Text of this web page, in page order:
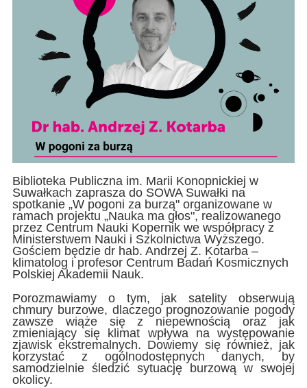
Biblioteka Publiczna im. Marii Konopnickiej w
Suwałkach zaprasza do SOWA Suwałki na
spotkanie „W pogoni za burzą" organizowane w
ramach projektu „Nauka ma głos", realizowanego
przez Centrum Nauki Kopernik we współpracy z
Ministerstwem Nauki i Szkolnictwa Wyższego.
Gościem będzie dr hab. Andrzej Z. Kotarba –
klimatolog i profesor Centrum Badań Kosmicznych
Polskiej Akademii Nauk.
Porozmawiamy o tym, jak satelity obserwują
chmury burzowe, dlaczego prognozowanie pogody
zawsze wiąże się z niepewnością oraz jak
zmieniający się klimat wpływa na występowanie
zjawisk ekstremalnych. Dowiemy się również, jak
korzystać z ogólnodostępnych danych, by
samodzielnie śledzić sytuację burzową w swojej
okolicy.